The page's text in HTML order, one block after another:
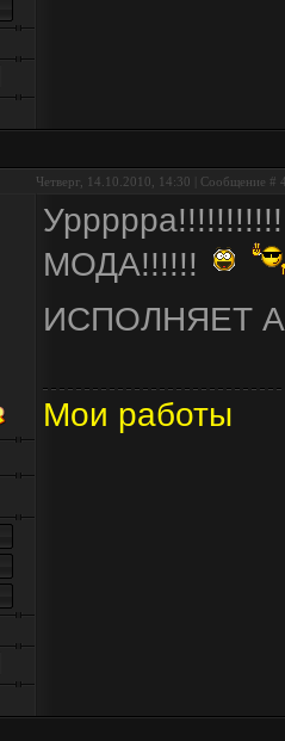
Четверг, 14.10.2010, 14:30 | Сообщение #
МОДА!!!!!!
ИСПОЛНЯЕТ
Мои работы